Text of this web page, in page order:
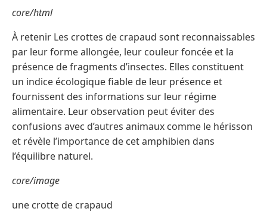
core/html
À retenir Les crottes de crapaud sont reconnaissables
par leur forme allongée, leur couleur foncée et la
présence de fragments d’insectes. Elles constituent
un indice écologique fiable de leur présence et
fournissent des informations sur leur régime
alimentaire. Leur observation peut éviter des
confusions avec d’autres animaux comme le hérisson
et révèle l’importance de cet amphibien dans
l’équilibre naturel.
core/image
une crotte de crapaud